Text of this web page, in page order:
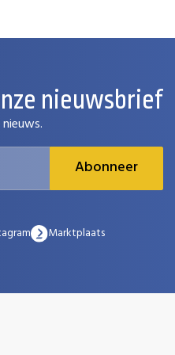
nieuwsbrief
Abonneer
Marktplaats